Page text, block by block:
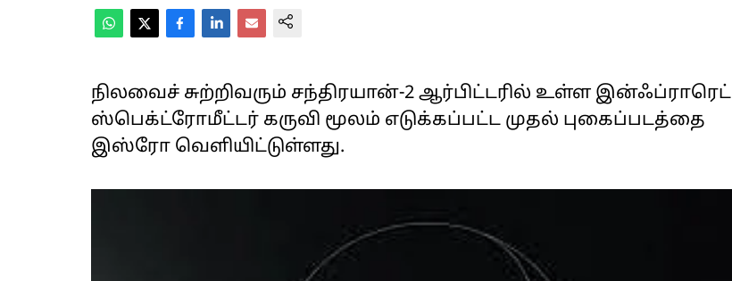
நிலவைச் சுற்றிவரும் சந்திரயான்-2 ஆர்பிட்டரில் உள்ள இன்ஃப்ராரெட்
ஸ்பெக்ட்ரோமீட்டர் கருவி மூலம் எடுக்கப்பட்ட முதல் புகைப்படத்தை
இஸ்ரோ வெளியிட்டுள்ளது.